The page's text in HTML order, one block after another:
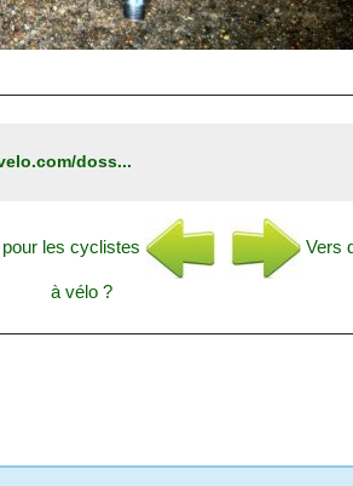
doss...
les cyclistes Vers
à vélo ?